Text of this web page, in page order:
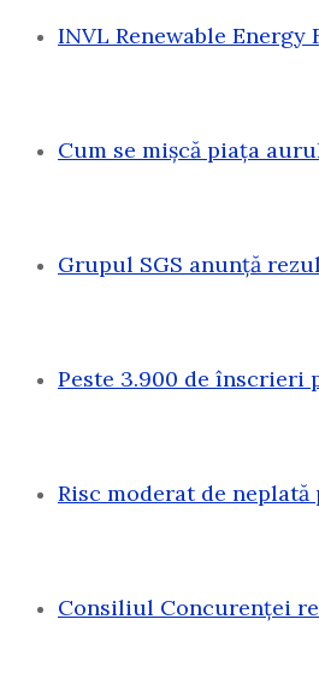
INVL Renewable
Cum se mișcă piața
Grupul SGS anunță
Peste 3.900 de înscrieri
Risc moderat de
Consiliul Concurenței